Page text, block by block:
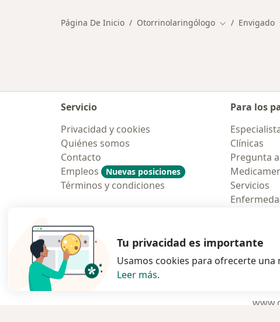
Página De Inicio Otorrinolaringólogo Cambiar de
Envigado
Servicio
Privacidad y cookies
Quiénes somos
Contacto
Empleos
Nuevas posiciones
Términos y condiciones
Para los
Clínicas
Pregunta
Servicios
Polska se
Tu privacidad es importante
Usamos cookies para ofrecerte una
Leer más.